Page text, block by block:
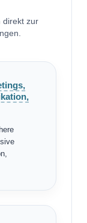
direkt zur